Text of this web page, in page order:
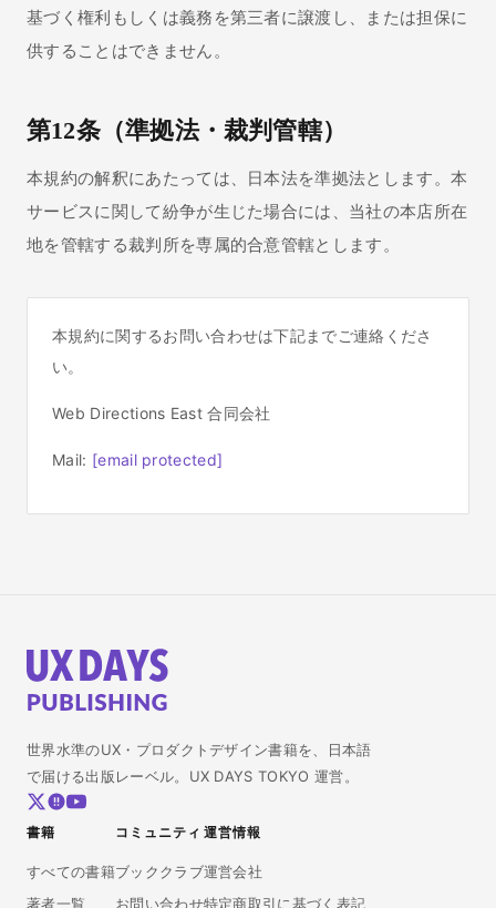
基づく権利もしくは義務を第三者に譲渡し、または担保に
供することはできません。
第12条（準拠法・裁判管轄）
本規約の解釈にあたっては、日本法を準拠法とします。本
サービスに関して紛争が生じた場合には、当社の本店所在
地を管轄する裁判所を専属的合意管轄とします。
本規約に関するお問い合わせは下記までご連絡くださ
い。
Web Directions East 合同会社
Mail: [email protected]
世界水準のUX・プロダクトデザイン書籍を、日本語
で届ける出版レーベル。UX DAYS TOKYO 運営。
書籍
すべての書籍
著者一覧
コミュニティ
ブッククラブ
お問い合わせ
運営情報
運営会社
特定商取引に基づく表記